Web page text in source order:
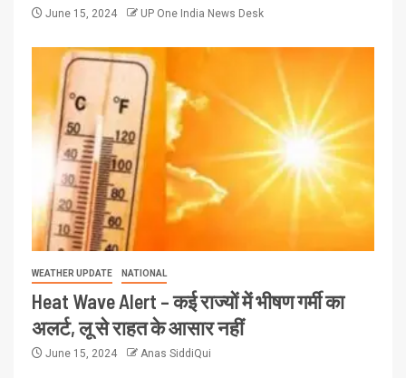
June 15, 2024 UP One India News Desk
WEATHER UPDATE NATIONAL
Heat Wave Alert – कई राज्यों में भीषण गर्मी का
अलर्ट, लू से राहत के आसार नहीं
June 15, 2024 Anas SiddiQui